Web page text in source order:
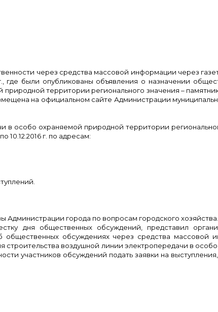
через средства массовой информации через
где были опубликованы объявления о назначении
территории регионального значения –
на официальном сайте Администрации
особо охраняемой природной территории
10.12.2016 г. по адресам:
Администрации города по вопросам городского хозяйства.
дня общественных обсуждений, представил
обсуждениях через средства массовой
воздушной линии электропередачи в
участников обсуждений подать заявки на